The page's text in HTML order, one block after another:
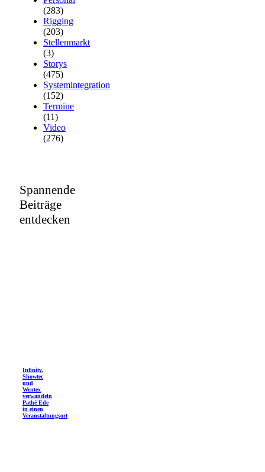
(283)
Rigging
(203)
Stellenmarkt
(3)
Storys
(475)
Systemintegration
(152)
Termine
(11)
Video
(276)
Spannende
Beiträge
entdecken
Infinity,
Showtec
und
Wentex
verwandeln
Pathé Ede
in einen
Veranstaltungsort